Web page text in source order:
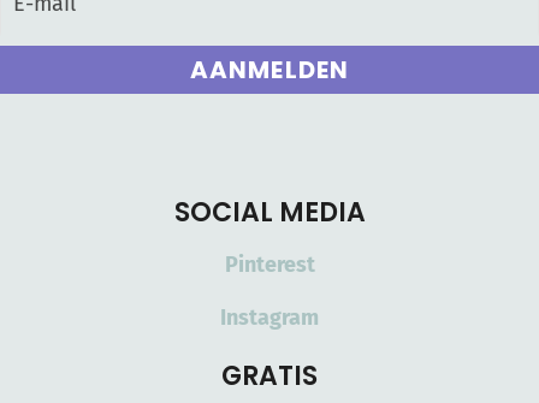
AANMELDEN
SOCIAL MEDIA
Pinterest
Instagram
GRATIS